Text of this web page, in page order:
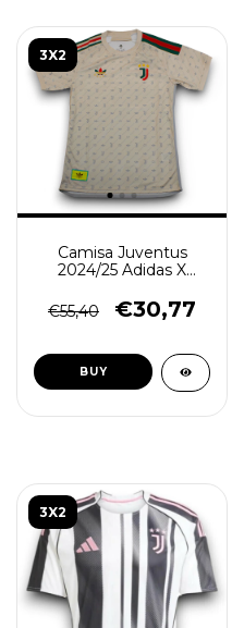
3X2
Camisa Juventus
2024/25 Adidas X
Masculina - Bege
€55,40 €30,77
BUY
3X2